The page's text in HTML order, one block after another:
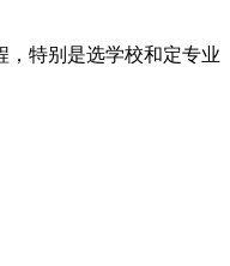
，特别是选学校和定专业